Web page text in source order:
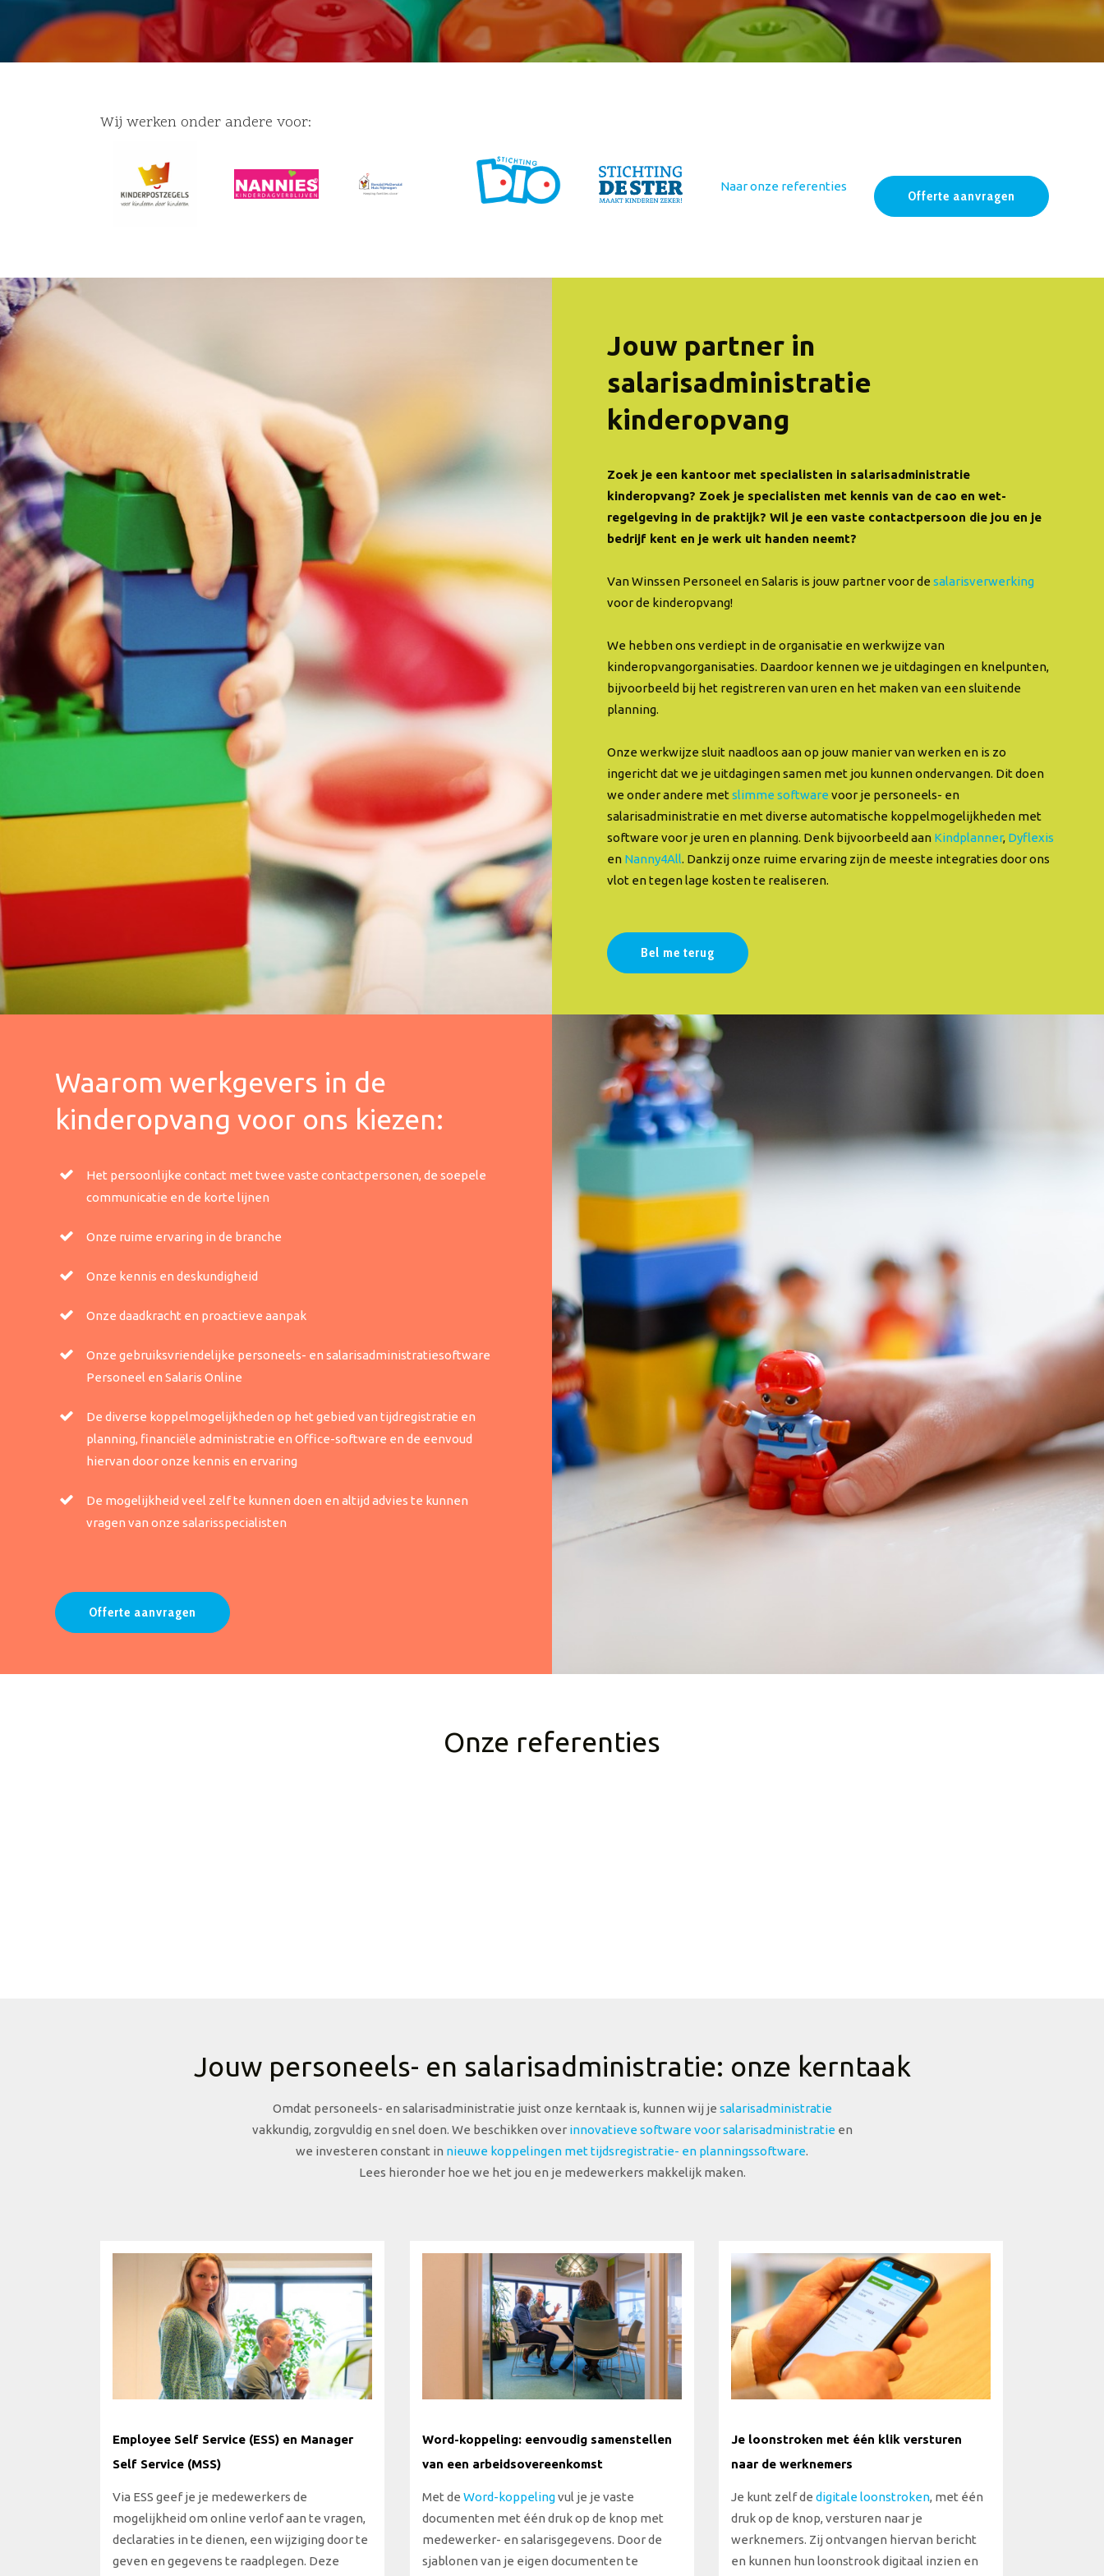
Wij werken onder andere voor:
Naar onze referenties
Offerte aanvragen
Jouw partner in
salarisadministratie
kinderopvang
Zoek je een kantoor met specialisten in salarisadministratie
kinderopvang? Zoek je specialisten met kennis van de cao en wet-
regelgeving in de praktijk?Wil je een vaste contactpersoon die jou en je
bedrijf kent en je werk uit handen neemt?
Van Winssen Personeel en Salaris is jouw partner voor desalarisverwerking
voor de kinderopvang!
We hebben ons verdiept in de organisatie en werkwijze van
kinderopvangorganisaties. Daardoor kennen we je uitdagingen en knelpunten,
bijvoorbeeld bij het registreren van uren en het maken van een sluitende
planning.
Onze werkwijze sluit naadloos aan op jouw manier van werken en is zo
ingericht dat we je uitdagingen samen met jou kunnen ondervangen. Dit doen
we onder andere metslimme software voor je personeels- en
salarisadministratie en met diverseautomatische koppelmogelijkheden met
software voor je uren en planning. Denk bijvoorbeeld aan Kindplanner, Dyflexis
en Nanny4All. Dankzij onze ruime ervaring zijn de meeste integraties door ons
vlot en tegen lage kosten te realiseren.
Bel me terug
Waarom werkgevers in de
kinderopvang voor ons kiezen:
Het persoonlijke contact met twee vaste contactpersonen, de soepele
communicatie en de korte lijnen
Onze ruime ervaring in de branche
Onze kennis en deskundigheid
Onze daadkracht en proactieve aanpak
Onze gebruiksvriendelijke personeels- en salarisadministratiesoftware
Personeel en Salaris Online
De diverse koppelmogelijkheden op het gebied van tijdregistratie en
planning, financiële administratie en Office-software en de eenvoud
hiervan door onze kennis en ervaring
De mogelijkheid veel zelf te kunnen doen en altijd advies te kunnen
vragen van onze salarisspecialisten
Offerte aanvragen
Onze referenties
Jouw personeels- en salarisadministratie: onze kerntaak
Omdat personeels- en salarisadministratie juist onze kerntaak is, kunnen wij je salarisadministratie
vakkundig, zorgvuldig en snel doen. We beschikken overinnovatieve software voor salarisadministratieen
we investeren constant in nieuwe koppelingen met tijdsregistratie- en planningssoftware.
Lees hieronder hoe we het jou en je medewerkers makkelijk maken.
Employee Self Service (ESS) en Manager
Self Service (MSS)
Via ESS geef je je medewerkers de
mogelijkheid om online verlof aan te vragen,
declaraties in te dienen, een wijziging door te
geven en gegevens te raadplegen. Deze
Word-koppeling: eenvoudig samenstellen
van een arbeidsovereenkomst
Met de Word-koppelingvul je je vaste
documenten met één druk op de knop met
medewerker- en salarisgegevens. Door de
sjablonen van je eigen documenten te
Je loonstroken met één klik versturen
naar de werknemers
Je kunt zelf dedigitale loonstroken, met één
druk op de knop, versturen naar je
werknemers. Zij ontvangen hiervan bericht
en kunnen hun loonstrook digitaal inzien en